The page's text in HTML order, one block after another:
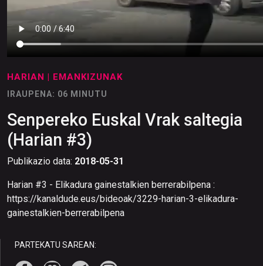
HARIAN | EMANKIZUNAK
IRAUPENA: 06 MINUTU
Senpereko Euskal Vrak saltegia
(Harian #3)
Publikazio data: 2018-05-31
Harian #3 - Elikadura gainestalkien berrerabilpena :
https://kanaldude.eus/bideoak/3229-harian-3-elikadura-
gainestalkien-berrerabilpena
PARTEKATU SAREAN: